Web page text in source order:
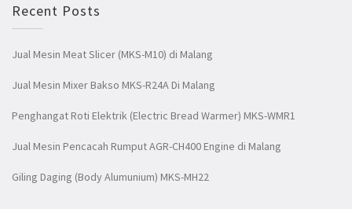
Recent Posts
Jual Mesin Meat Slicer (MKS-M10) di Malang
Jual Mesin Mixer Bakso MKS-R24A Di Malang
Penghangat Roti Elektrik (Electric Bread Warmer) MKS-WMR1
Jual Mesin Pencacah Rumput AGR-CH400 Engine di Malang
Giling Daging (Body Alumunium) MKS-MH22